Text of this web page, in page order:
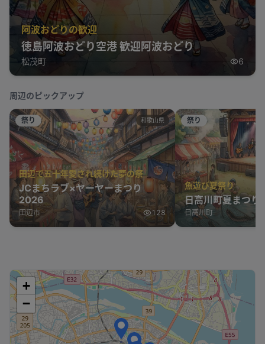
阿波おどりの歓迎
徳島阿波おどり空港 歓迎阿波おどり
松茂町 6
周辺のピックアップ
祭り 和歌山県
田辺で五十年愛され続けた夢の祭
JCまちラブ×ヤーヤーまつり
2026
田辺市 128
祭り
魚遊び夏祭り
日高川町夏まつ
日高川町
+
−